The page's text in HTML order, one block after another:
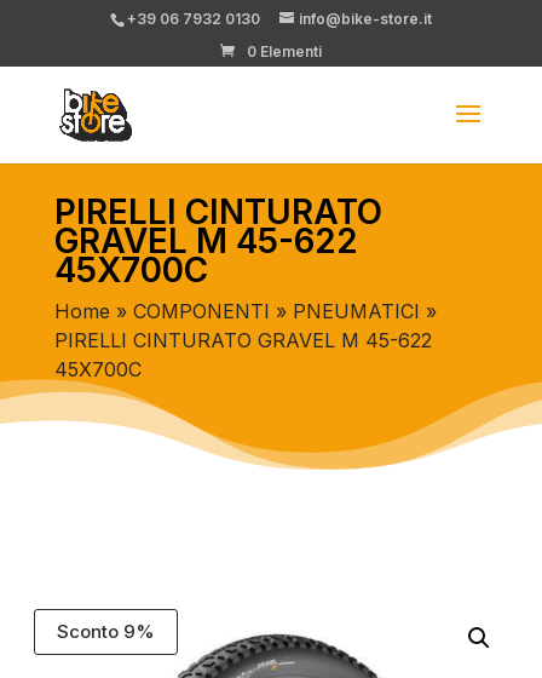
+39 06 7932 0130
info@bike-store.it
0 Elementi
PIRELLI CINTURATO
GRAVEL M 45-622
45X700C
Home » COMPONENTI » PNEUMATICI »
PIRELLI CINTURATO GRAVEL M 45-622
45X700C
Sconto 9%